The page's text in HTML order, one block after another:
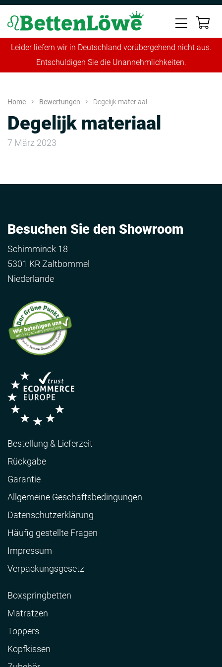
Leider liefern wir in Deutschland vorübergehend nicht aus.
Entschuldigen Sie die Unannehmlichkeiten.
Home Bewertungen Degelijk materiaal
Degelijk materiaal
7 März 2023
Besuchen Sie den Showroom
Schimminck 18
5301 KR Zaltbommel
Niederlande
Bestellung & Lieferzeit
Rückgabe
Garantie
Allgemeine Geschäftsbedingungen
Datenschutzerklärung
Häufig gestellte Fragen
Impressum
Verpackungsgesetz
Boxspringbetten
Matratzen
Toppers
Kopfkissen